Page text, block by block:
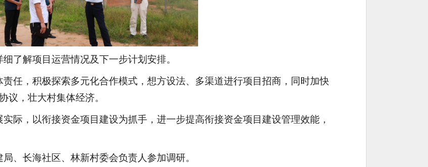
了解项目运营情况及下一步计划安排。
任，积极探索多元化合作模式，想方设法、多渠道进行项目招商，同时加快
议，壮大村集体经济。
际，以衔接资金项目建设为抓手，进一步提高衔接资金项目建设管理效能，
、长海社区、林新村委会负责人参加调研。